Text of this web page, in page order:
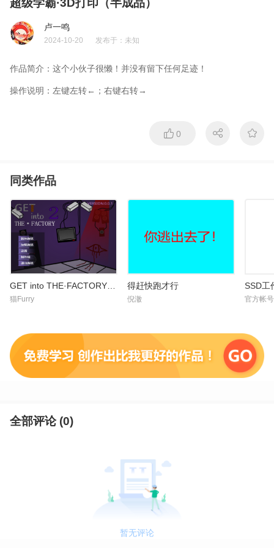
超级学霸·3D打印（半成品）
卢一鸣
2024-10-20 发布于： 未知
作品简介： 这个小伙子很懒！并没有留下任何足迹！
操作说明： 左键左转←；右键右转→
0
同类作品
猫Furry
得赶快跑才行
倪澈
SSD工
官方帐
全部评论 (0)
暂无评论